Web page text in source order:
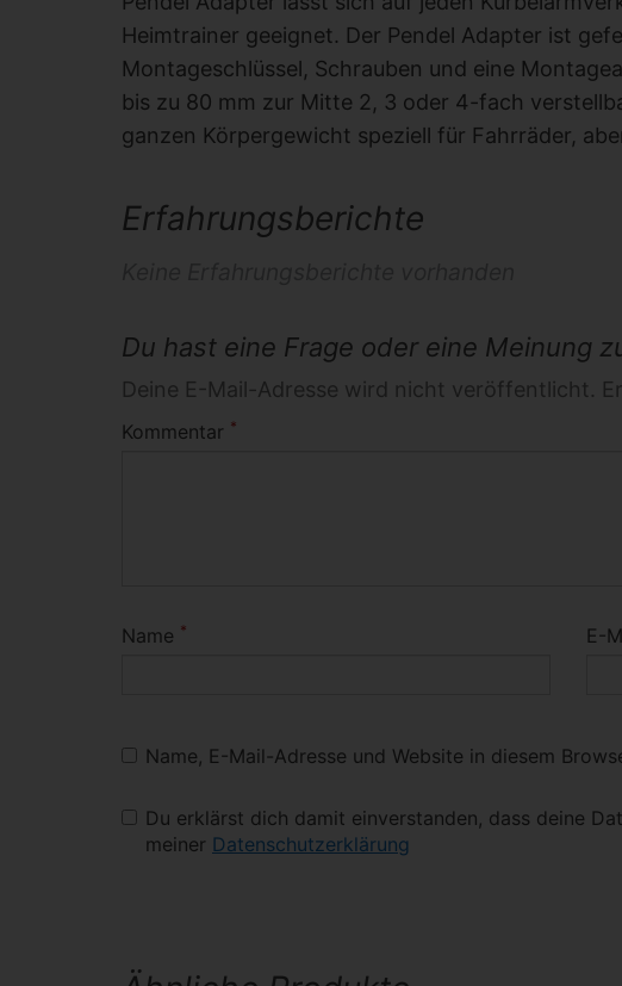
Heimtrainer geeignet. Der Pendel Adapter ist
Montageschlüssel, Schrauben und eine
bis zu 80 mm zur Mitte 2, 3 oder 4-fach
ganzen Körpergewicht speziell für Fahrräder,
Erfahrungsberichte
Du hast eine Frage oder eine Meinung
Deine E-Mail-Adresse wird nicht veröffentlicht.
Kommentar *
Name * E-
Name, E-Mail-Adresse und Website in diesem
Du erklärst dich damit einverstanden, dass deine
meiner Datenschutzerklärung